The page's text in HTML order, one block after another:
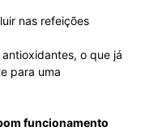
nas refeições
o que já
para uma
funcionamento